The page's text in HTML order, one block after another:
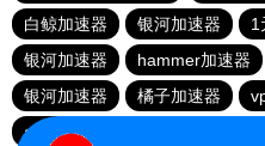
白鲸加速器
银河加速器 1
银河加速器
hammer加速器
银河加速器
橘子加速器
anyconnect